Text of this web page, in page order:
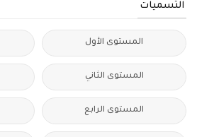
التسميات
المستوى الأول
المستوى الثاني
المستوى الرابع